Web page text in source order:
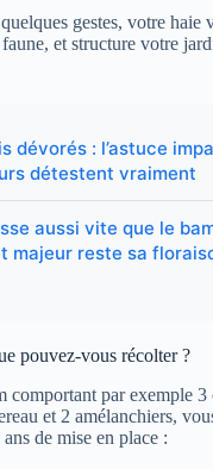
gestes, votre haie
et structure votre
dévorés : l’astuce
détestent vraiment
aussi vite que le
majeur reste sa
pouvez-vous récolter ?
comportant par exemple 3
et 2 amélanchiers,
de mise en place :